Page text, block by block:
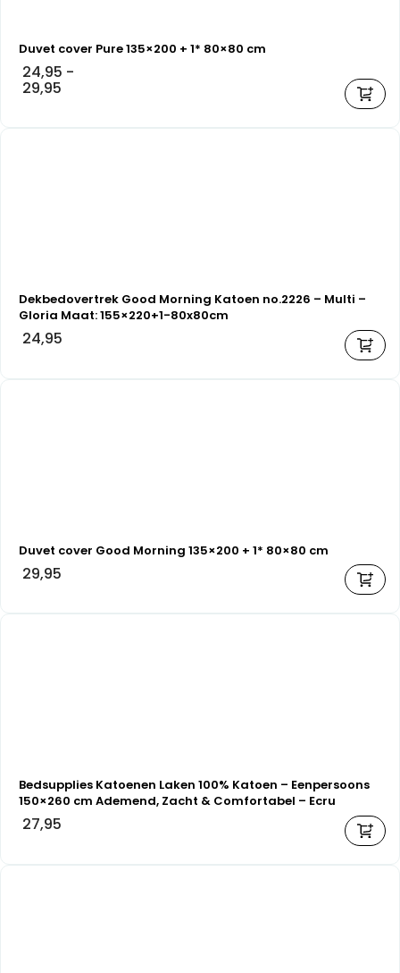
Duvet cover Pure 135×200 + 1* 80×80 cm
24,95 -
29,95
Dekbedovertrek Good Morning Katoen no.2226 – Multi –
Gloria Maat: 155×220+1-80x80cm
24,95
Duvet cover Good Morning 135×200 + 1* 80×80 cm
29,95
Bedsupplies Katoenen Laken 100% Katoen – Eenpersoons
150×260 cm Ademend, Zacht & Comfortabel – Ecru
27,95